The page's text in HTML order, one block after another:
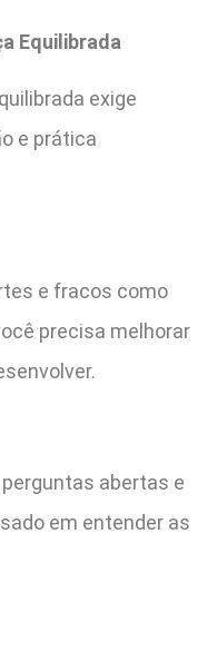
Equilibrada
exige
e prática
e fracos como
precisa melhorar
abertas e
em entender as